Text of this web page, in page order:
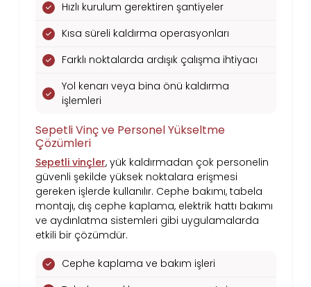
Hızlı kurulum gerektiren şantiyeler
Kısa süreli kaldırma operasyonları
Farklı noktalarda ardışık çalışma ihtiyacı
Yol kenarı veya bina önü kaldırma
işlemleri
Sepetli Vinç ve Personel Yükseltme
Çözümleri
Sepetli vinçler, yük kaldırmadan çok personelin
güvenli şekilde yüksek noktalara erişmesi
gereken işlerde kullanılır. Cephe bakımı, tabela
montajı, dış cephe kaplama, elektrik hattı bakımı
ve aydınlatma sistemleri gibi uygulamalarda
etkili bir çözümdür.
Cephe kaplama ve bakım işleri